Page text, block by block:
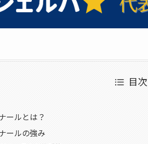
目次
ールとは？
ールの強み